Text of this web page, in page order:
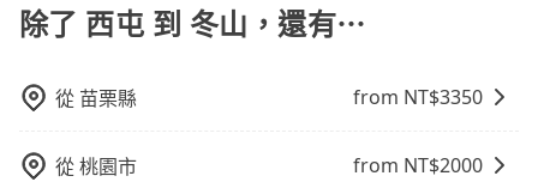
開火車站，是最便利的，無需與人共乘、快速抵達。
體驗當地文化和風土人情，此外，包車還可以省去您自
己開車也無需擔心路線和交通的問題，更可以在舒適的
自在。
除了 西屯 到 冬山，還有⋯
從 苗栗縣 from NT$3350
從桃園市 from NT$2000